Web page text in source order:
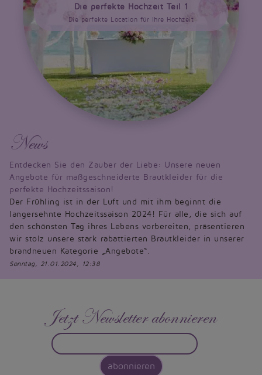
Die perfekte Hochzeit Teil 1
Die perfekte Location für Ihre Hochzeit
News
Entdecken Sie den Zauber der Liebe: Unsere neuen
Angebote für maßgeschneiderte Brautkleider für die
perfekte Hochzeitssaison!
Der Frühling ist in der Luft und mit ihm beginnt die
langersehnte Hochzeitssaison 2024! Für alle, die sich auf
den schönsten Tag ihres Lebens vorbereiten, präsentieren
wir stolz unsere stark rabattierten Brautkleider in unserer
brandneuen Kategorie „Angebote“.
Sonntag, 21.01.2024, 12:38
Jetzt Newsletter abonnieren
abonnieren